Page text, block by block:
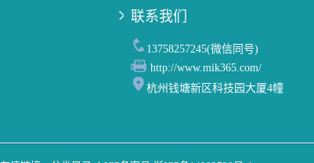
联系我们
13758257245(微信同号)
http://www.mik365.com/
杭州钱塘新区科技园大厦4幢